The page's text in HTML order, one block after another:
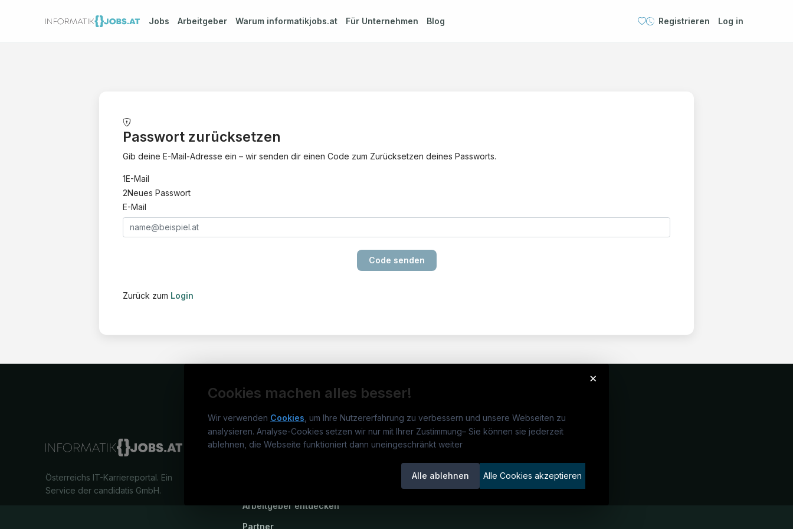
Jobs Arbeitgeber Warum informatikjobs.at Für Unternehmen Blog Registrieren Log in
Passwort zurücksetzen
Gib deine E-Mail-Adresse ein – wir senden dir einen Code zum Zurücksetzen deines Passworts.
1E-Mail
2Neues Passwort
E-Mail
Code senden
Zurück zum Login
×
Cookies machen alles besser!
Wir verwenden Cookies , um Ihre Nutzererfahrung zu verbessern und unsere Webseiten zu
analysieren. Analyse-Cookies setzen wir nur mit Ihrer Zustimmung– Sie können sie jederzeit
ablehnen, die Webseite funktioniert dann uneingeschränkt weiter
Alle ablehnen Alle Cookies akzeptieren
Österreichs IT-Karriereportal. Ein
Service der candidatis GmbH.
informatikjobs.at
Arbeitgeber entdecken
Partner
Jobs
Jobkategorien Kandidaten finden